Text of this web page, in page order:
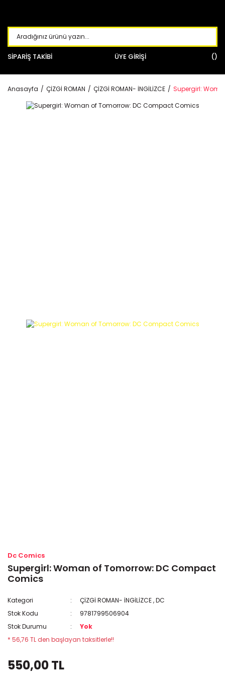
SİPARİŞ TAKİBİ ÜYE GİRİŞİ
Anasayfa ÇİZGİ ROMAN ÇİZGİ ROMAN- İNGİLİZCE Supergirl:
Dc Comics
Supergirl: Woman of Tomorrow: DC Compact
Comics
Kategori ÇİZGİ ROMAN- İNGİLİZCE,DC
Stok Kodu
9781799506904
Stok Durumu
Yok
* 56,76 TL den başlayan taksitlerle!!
550,00 TL